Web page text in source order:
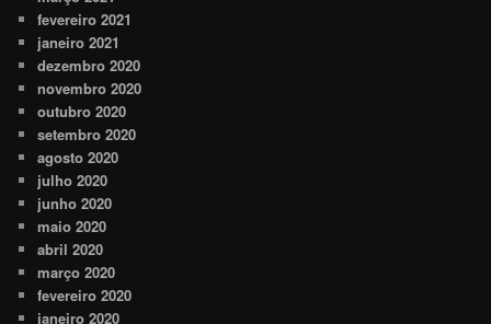
fevereiro 2021
janeiro 2021
dezembro 2020
novembro 2020
outubro 2020
setembro 2020
agosto 2020
julho 2020
junho 2020
maio 2020
abril 2020
março 2020
fevereiro 2020
janeiro 2020